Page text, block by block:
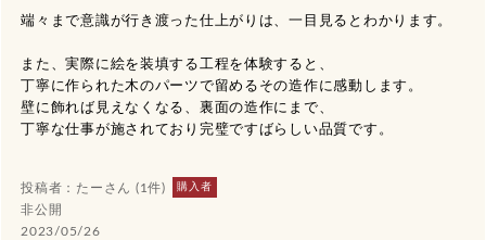
たー 1 購入者
非公開
2023/05/26
端々まで意識が行き渡った仕上がりは、一目見るとわかります。
また、実際に絵を装填する工程を体験すると、
丁寧に作られた木のパーツで留めるその造作に感動します。
壁に飾れば見えなくなる、裏面の造作にまで、
丁寧な仕事が施されており完璧ですばらしい品質です。